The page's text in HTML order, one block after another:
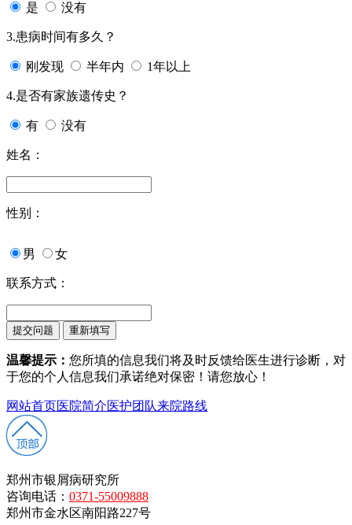
是 没有
3.患病时间有多久？
刚发现 半年内 1年以上
4.是否有家族遗传史？
有 没有
姓名：
性别：
男 女
联系方式：
温馨提示： 您所填的信息我们将及时反馈给医生进行诊断，对
于您的个人信息我们承诺绝对保密！请您放心！
网站首页医院简介医护团队来院路线
郑州市银屑病研究所
咨询电话： 0371-55009888
郑州市金水区南阳路227号